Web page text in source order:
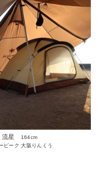
流星
164cm
ピーク 大阪りんくう